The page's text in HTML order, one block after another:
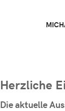
Herzliche
Die aktuelle